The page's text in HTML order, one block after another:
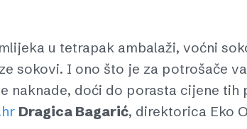
u tetrapak ambalaži, voćni
sokovi. I ono što je za potrošače
naknade, doći do porasta cijene tih
Dragica Bagarić, direktorica Eko